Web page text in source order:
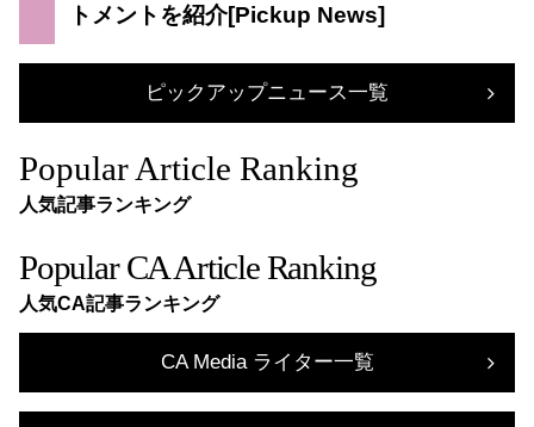
トメントを紹介
ピックアップニュース一覧
Popular Article Ranking
人気記事ランキング
Popular CA Article Ranking
人気CA記事ランキング
CA Media ライター一覧